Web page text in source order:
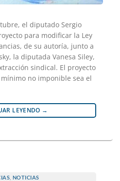
el diputado Sergio
para modificar la Ley
de su autoría, junto a
la diputada Vanesa Siley,
sindical. El proyecto
no imponible sea el
LEYENDO →
NOTICIAS